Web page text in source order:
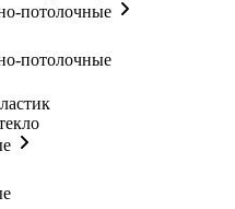
потолочные
потолочные